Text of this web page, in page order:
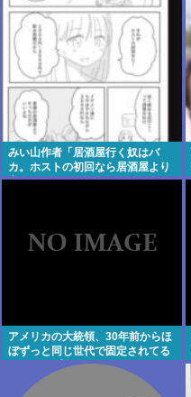
みい山作者「居酒屋行く奴はバ
カ。ホストの初回なら居酒屋より
安く飲めてイケメンにチヤホヤさ
アメリカの大統領、30年前からほ
ぼずっと同じ世代で固定されてる
（トランプ含む）。そらジジイば
っかりになるよ